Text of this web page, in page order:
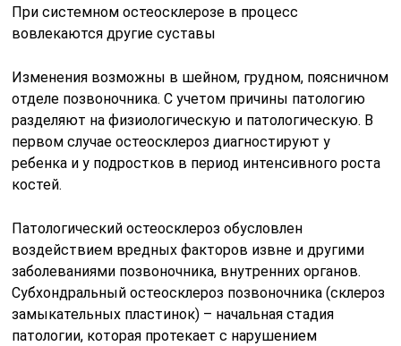
При системном остеосклерозе в процесс
вовлекаются другие суставы
Изменения возможны в шейном, грудном, поясничном
отделе позвоночника. С учетом причины патологию
разделяют на физиологическую и патологическую. В
первом случае остеосклероз диагностируют у
ребенка и у подростков в период интенсивного роста
костей.
Патологический остеосклероз обусловлен
воздействием вредных факторов извне и другими
заболеваниями позвоночника, внутренних органов.
Субхондральный остеосклероз позвоночника (склероз
замыкательных пластинок) – начальная стадия
патологии, которая протекает с нарушением